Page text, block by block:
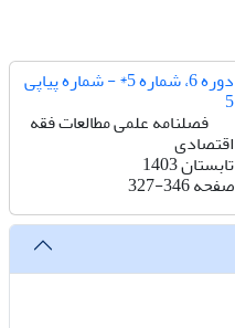
دوره 6، شماره 5* - شماره پیاپی
5
فصلنامه علمی مطالعات فقه
اقتصادی
تابستان 1403
صفحه327-346